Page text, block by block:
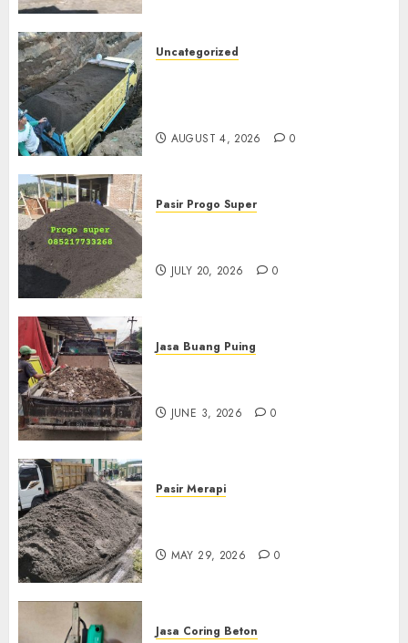
Uncategorized
AUGUST 4, 2026 0
Pasir Progo Super
JULY 20, 2026 0
Jasa Buang Puing
JUNE 3, 2026 0
Pasir Merapi
MAY 29, 2026 0
Jasa Coring Beton